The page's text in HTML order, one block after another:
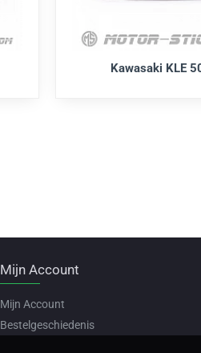
Kawasaki KLE
Mijn Account
Mijn Account
Bestelgeschiedenis